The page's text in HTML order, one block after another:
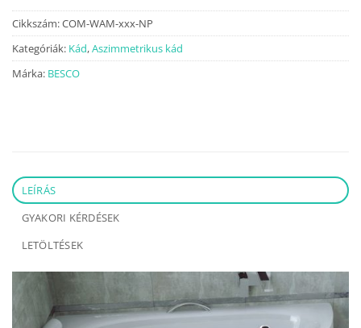
Cikkszám:COM-WAM-xxx-NP
Kategóriák: Kád,Aszimmetrikus kád
Márka: BESCO
LEÍRÁS
GYAKORI KÉRDÉSEK
LETÖLTÉSEK